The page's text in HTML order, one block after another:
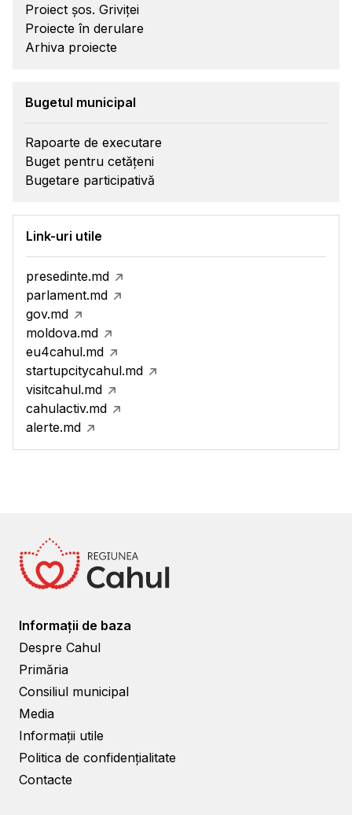
Proiect șos. Griviței
Proiecte în derulare
Arhiva proiecte
Bugetul municipal
Rapoarte de executare
Buget pentru cetățeni
Bugetare participativă
Link-uri utile
presedinte.md
parlament.md
gov.md
moldova.md
eu4cahul.md
startupcitycahul.md
visitcahul.md
cahulactiv.md
alerte.md
Informații de baza
Despre Cahul
Primăria
Consiliul municipal
Media
Informații utile
Politica de confidențialitate
Contacte